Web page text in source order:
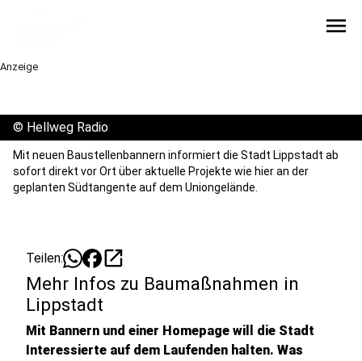
menu
Anzeige
© Hellweg Radio
Mit neuen Baustellenbannern informiert die Stadt Lippstadt ab
sofort direkt vor Ort über aktuelle Projekte wie hier an der
geplanten Südtangente auf dem Uniongelände.
Teilen: open_in_new
Mehr Infos zu Baumaßnahmen in
Lippstadt
Mit Bannern und einer Homepage will die Stadt
Interessierte auf dem Laufenden halten. Was